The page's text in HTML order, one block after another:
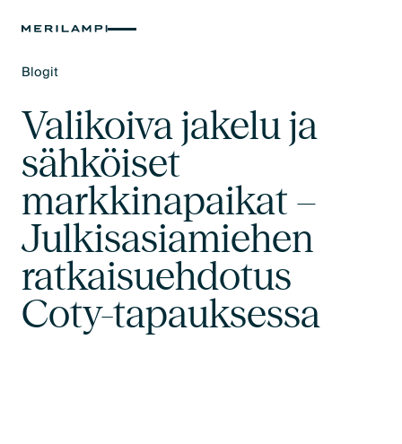
Blogit
Valikoiva jakelu ja
sähköiset
markkinapaikat –
Julkisasiamiehen
ratkaisuehdotus
Coty-tapauksessa